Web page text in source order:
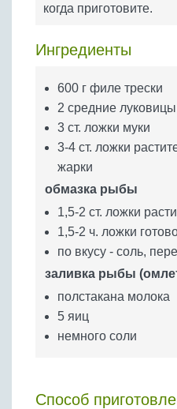
Бобовые
Крупы
когда приготовите.
Ингредиенты
600 г филе трески
2 средние луковицы
3 ст. ложки муки
3-4 ст. ложки
жарки
обмазка рыбы
1,5-2 ст. ложки
1,5-2 ч. ложки
по вкусу - соль,
заливка рыбы
полстакана молока
5 яиц
немного соли
Способ